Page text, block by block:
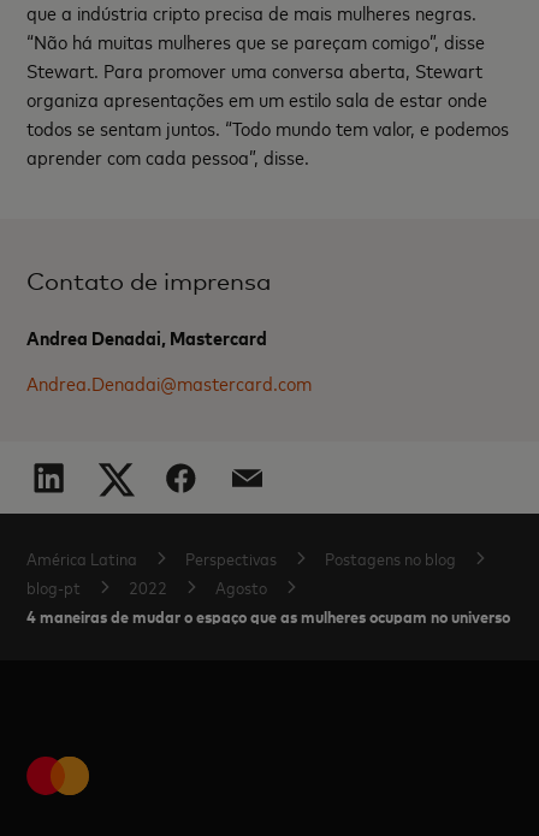
que a indústria cripto precisa de mais mulheres negras.
“Não há muitas mulheres que se pareçam comigo”, disse
Stewart. Para promover uma conversa aberta, Stewart
organiza apresentações em um estilo sala de estar onde
todos se sentam juntos. “Todo mundo tem valor, e podemos
aprender com cada pessoa”, disse.
Contato de imprensa
Andrea Denadai, Mastercard
Andrea.Denadai@mastercard.com
América Latina Perspectivas
Postagens no blog
blog-pt
2022 Agosto
4 maneiras de mudar o espaço que as mulheres ocupam no universo